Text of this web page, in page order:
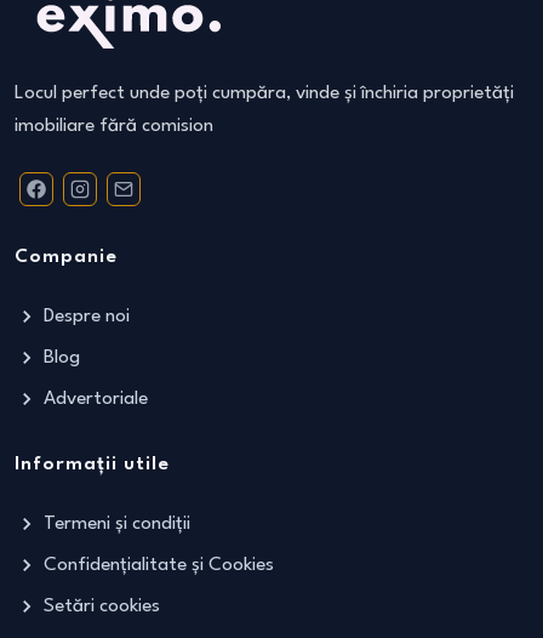
Locul perfect unde poți cumpăra, vinde și închiria proprietăți
imobiliare fără comision
Companie
Despre noi
Blog
Advertoriale
Informații utile
Termeni și condiții
Confidențialitate și Cookies
Setări cookies